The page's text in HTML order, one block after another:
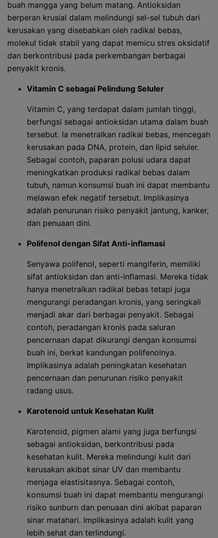
buah mangga yang belum matang. Antioksidan
berperan krusial dalam melindungi sel-sel tubuh dari
kerusakan yang disebabkan oleh radikal bebas,
molekul tidak stabil yang dapat memicu stres oksidatif
dan berkontribusi pada perkembangan berbagai
penyakit kronis.
Vitamin C sebagai Pelindung Seluler
Vitamin C, yang terdapat dalam jumlah tinggi,
berfungsi sebagai antioksidan utama dalam buah
tersebut. Ia menetralkan radikal bebas, mencegah
kerusakan pada DNA, protein, dan lipid seluler.
Sebagai contoh, paparan polusi udara dapat
meningkatkan produksi radikal bebas dalam
tubuh, namun konsumsi buah ini dapat membantu
melawan efek negatif tersebut. Implikasinya
adalah penurunan risiko penyakit jantung, kanker,
dan penuaan dini.
Polifenol dengan Sifat Anti-inflamasi
Senyawa polifenol, seperti mangiferin, memiliki
sifat antioksidan dan anti-inflamasi. Mereka tidak
hanya menetralkan radikal bebas tetapi juga
mengurangi peradangan kronis, yang seringkali
menjadi akar dari berbagai penyakit. Sebagai
contoh, peradangan kronis pada saluran
pencernaan dapat dikurangi dengan konsumsi
buah ini, berkat kandungan polifenolnya.
Implikasinya adalah peningkatan kesehatan
pencernaan dan penurunan risiko penyakit
radang usus.
Karotenoid untuk Kesehatan Kulit
Karotenoid, pigmen alami yang juga berfungsi
sebagai antioksidan, berkontribusi pada
kesehatan kulit. Mereka melindungi kulit dari
kerusakan akibat sinar UV dan membantu
menjaga elastisitasnya. Sebagai contoh,
konsumsi buah ini dapat membantu mengurangi
risiko sunburn dan penuaan dini akibat paparan
sinar matahari. Implikasinya adalah kulit yang
lebih sehat dan terlindungi.